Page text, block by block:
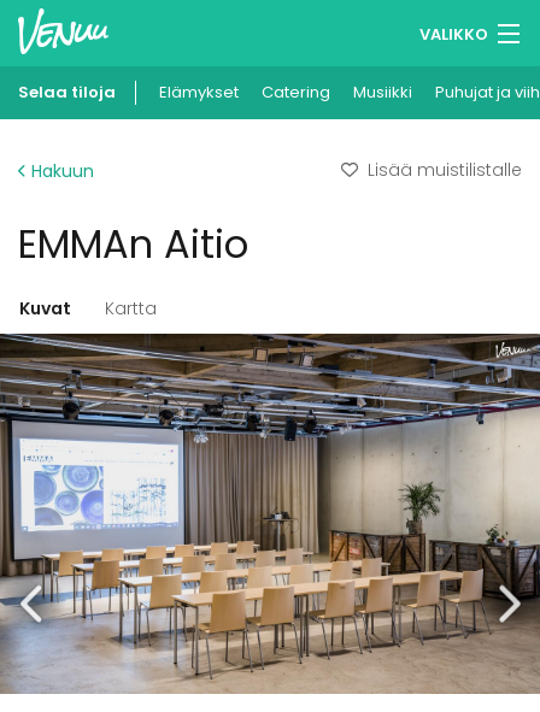
VALIKKO
Muistilistasi
Ilmoita kohteesi
Selaa tiloja Elämykset Catering Musiikki Puhujat ja
Hakuun Lisää muistilistalle
EMMAn Aitio
Kuvat Kartta